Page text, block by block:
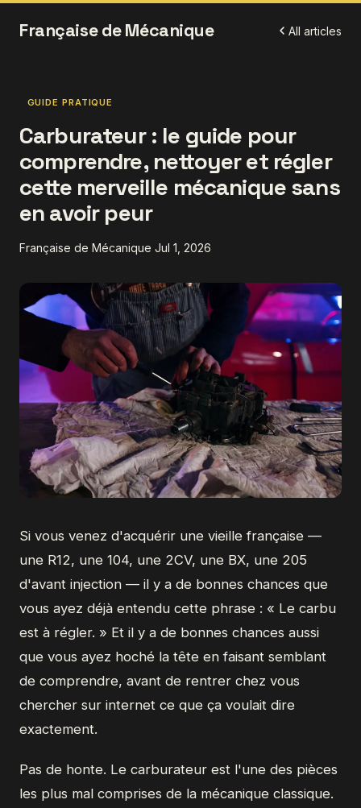
Française de Mécanique All articles
GUIDE PRATIQUE
Carburateur : le guide pour
comprendre, nettoyer et régler
cette merveille mécanique sans
en avoir peur
Française de Mécanique Jul 1, 2026
Si vous venez d'acquérir une vieille française —
une R12, une 104, une 2CV, une BX, une 205
d'avant injection — il y a de bonnes chances que
vous ayez déjà entendu cette phrase : « Le carbu
est à régler. » Et il y a de bonnes chances aussi
que vous ayez hoché la tête en faisant semblant
de comprendre, avant de rentrer chez vous
chercher sur internet ce que ça voulait dire
exactement.
Pas de honte. Le carburateur est l'une des pièces
les plus mal comprises de la mécanique classique.